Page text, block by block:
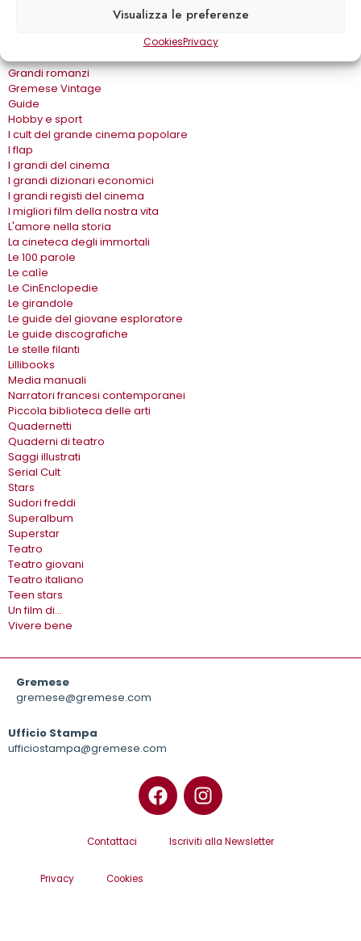
Visualizza le preferenze
CookiesPrivacy
Grandi romanzi
Gremese Vintage
Guide
Hobby e sport
I cult del grande cinema popolare
I flap
I grandi del cinema
I grandi dizionari economici
I grandi registi del cinema
I migliori film della nostra vita
L'amore nella storia
La cineteca degli immortali
Le 100 parole
Le calìe
Le CinEnclopedie
Le girandole
Le guide del giovane esploratore
Le guide discografiche
Le stelle filanti
Lillibooks
Media manuali
Narratori francesi contemporanei
Piccola biblioteca delle arti
Quadernetti
Quaderni di teatro
Saggi illustrati
Serial Cult
Stars
Sudori freddi
Superalbum
Superstar
Teatro
Teatro giovani
Teatro italiano
Teen stars
Un film di…
Vivere bene
Gremese
gremese@gremese.com
Ufficio Stampa
ufficiostampa@gremese.com
Contattaci Iscriviti alla Newsletter
Privacy Cookies